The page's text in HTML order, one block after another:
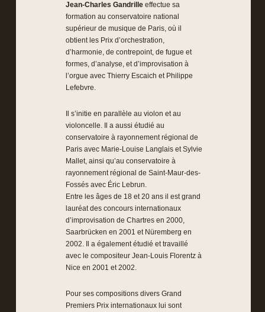
Jean-Charles Gandrille effectue sa
formation au conservatoire national
supérieur de musique de Paris, où il
obtient les Prix d’orchestration,
d’harmonie, de contrepoint, de fugue et
formes, d’analyse, et d’improvisation à
l’orgue avec Thierry Escaich et Philippe
Lefebvre.
Il s’initie en parallèle au violon et au
violoncelle. Il a aussi étudié au
conservatoire à rayonnement régional de
Paris avec Marie-Louise Langlais et Sylvie
Mallet, ainsi qu’au conservatoire à
rayonnement régional de Saint-Maur-des-
Fossés avec Éric Lebrun.
Entre les âges de 18 et 20 ans il est grand
lauréat des concours internationaux
d’improvisation de Chartres en 2000,
Saarbrücken en 2001 et Nüremberg en
2002. Il a également étudié et travaillé
avec le compositeur Jean-Louis Florentz à
Nice en 2001 et 2002.
Pour ses compositions divers Grand
Premiers Prix internationaux lui sont